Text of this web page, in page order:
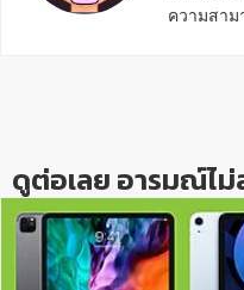
ความสา
ดูต่อเลย อารมณ์ไม่